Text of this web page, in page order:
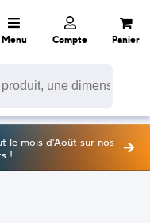
Menu Compte Panier
le mois d'Août sur nos
!